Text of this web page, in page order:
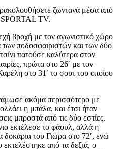
ζωντανά μέσα από
SPORTAL TV.
βροχή με τον αγωνιστικό χώρο
ποδοσφαιριστών και των δύο
πατούσε καλύτερα στον
πρώτα στο 26′ με τον
στο 31′ το σουτ του οποίου
ακόμα περισσότερο με
η μπάλα, και έτσι ήταν
μπροστά από τις δύο εστίες.
εκτέλεσε το φάουλ, αλλά η
του Γιώρα στο 72′, ενώ
από τα δεξιά, ο